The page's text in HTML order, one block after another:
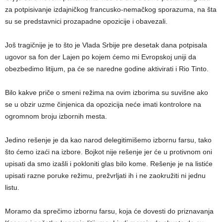
za potpisivanje izdajničkog francusko-nemačkog sporazuma, na šta
su se predstavnici prozapadne opozicije i obavezali.
Još tragičnije je to što je Vlada Srbije pre desetak dana potpisala
ugovor sa fon der Lajen po kojem ćemo mi Evropskoj uniji da
obezbedimo litijum, pa će se naredne godine aktivirati i Rio Tinto.
Bilo kakve priče o smeni režima na ovim izborima su suvišne ako
se u obzir uzme činjenica da opozicija neće imati kontrolore na
ogromnom broju izbornih mesta.
Jedino rešenje je da kao narod delegitimišemo izbornu farsu, tako
što ćemo izaći na izbore. Bojkot nije rešenje jer će u protivnom oni
upisati da smo izašli i pokloniti glas bilo kome. Rešenje je na listiće
upisati razne poruke režimu, prežvrljati ih i ne zaokružiti ni jednu
listu.
Moramo da sprečimo izbornu farsu, koja će dovesti do priznavanja